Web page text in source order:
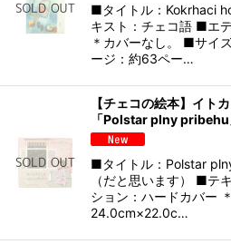
■タイトル：Kokrhaci
キスト：チェコ語 ■エ
＊カバーなし。 ■サイ
ージ：約63ペー…
【チェコの絵本】イト
「Polstar plny pribehu
■タイトル：Polstar
（だと思います） ■テ
ション：ハードカバー
24.0cm×22.0c…